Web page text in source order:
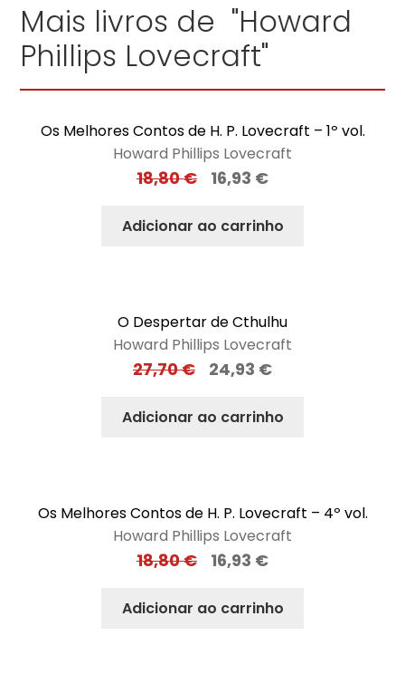
Mais livros de "Howard
Phillips Lovecraft"
Os Melhores Contos de H. P. Lovecraft – 1º vol.
Howard Phillips Lovecraft
18,80€ 16,93 €
Adicionar ao carrinho
O Despertar de Cthulhu
Howard Phillips Lovecraft
27,70€ 24,93 €
Adicionar ao carrinho
Os Melhores Contos de H. P. Lovecraft – 4º vol.
Howard Phillips Lovecraft
18,80€ 16,93 €
Adicionar ao carrinho